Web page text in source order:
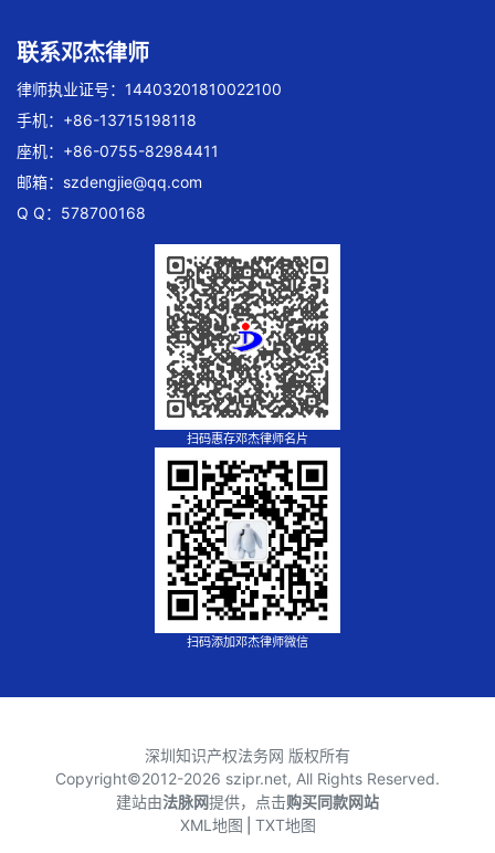
联系邓杰律师
律师执业证号：14403201810022100
手机：+86-13715198118
座机：+86-0755-82984411
邮箱： szdengjie@qq.com
Q Q：578700168
扫码惠存邓杰律师名片
扫码添加邓杰律师微信
深圳知识产权法务网 版权所有
Copyright©2012-2026 szipr.net, All Rights Reserved.
建站由法脉网提供，点击购买同款网站
XML地图 TXT地图